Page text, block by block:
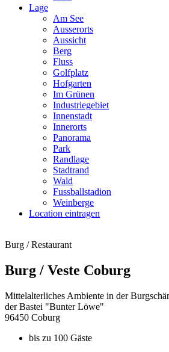
Lage
Am See
Ausserorts
Aussicht
Berg
Fluss
Golfplatz
Hofgarten
Im Grünen
Industriegebiet
Innenstadt
Innerorts
Panorama
Park
Randlage
Stadtrand
Wald
Fussballstadion
Weinberge
Location eintragen
Burg / Restaurant
Burg / Veste Coburg
Mittelalterliches Ambiente in der
der Bastei "Bunter Löwe"
96450 Coburg
bis zu 100 Gäste